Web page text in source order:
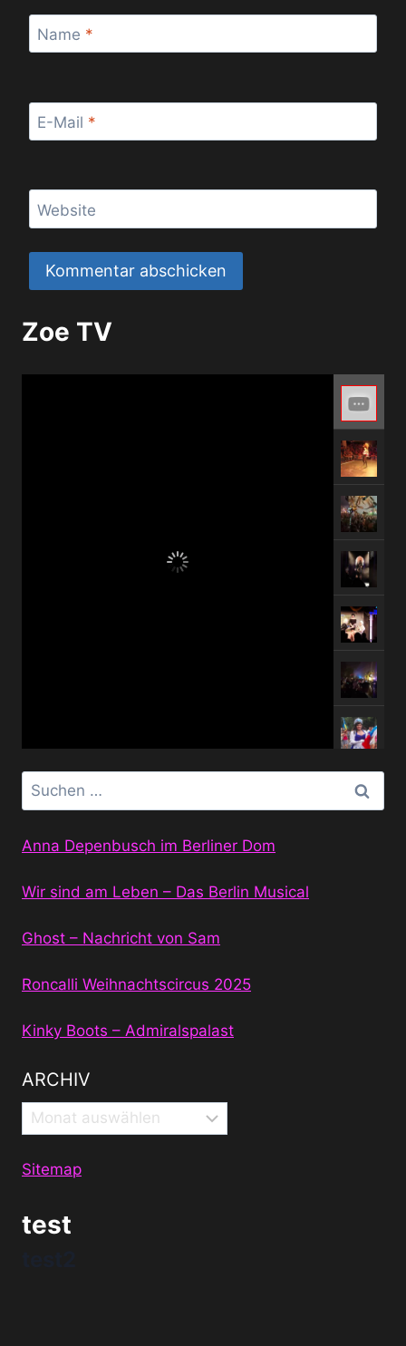
Name *
E-Mail *
Website
Zoe TV
Suchen
nach:
Anna Depenbusch im Berliner Dom
Wir sind am Leben – Das Berlin Musical
Ghost – Nachricht von Sam
Roncalli Weihnachtscircus 2025
Kinky Boots – Admiralspalast
ARCHIV
Archiv
Sitemap
test